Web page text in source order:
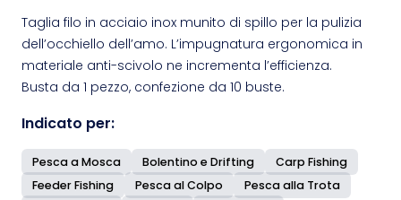
Taglia filo in acciaio inox munito di spillo per la pulizia
dell’occhiello dell’amo. L’impugnatura ergonomica in
materiale anti-scivolo ne incrementa l’efficienza.
Busta da 1 pezzo, confezione da 10 buste.
Indicato per:
Pesca a Mosca Bolentino e Drifting
Carp Fishing
Feeder Fishing
Pesca al Colpo
Pesca alla Trota